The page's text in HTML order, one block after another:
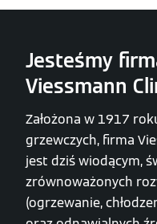
Jesteśmy
Viessmann
Założona w 1917
grzewczych, firma
jest dziś wiodącym,
zrównoważonych
(ogrzewanie,